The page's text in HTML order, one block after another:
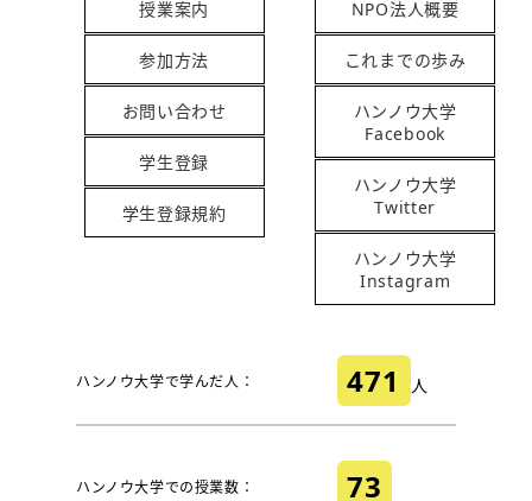
授業案内
参加方法
お問い合わせ
学生登録
学生登録規約
NPO法人概要
これまでの歩み
ハンノウ大学
Facebook
ハンノウ大学
Twitter
ハンノウ大学
Instagram
ハンノウ大学で学んだ人： 471 人
ハンノウ大学での授業数： 73